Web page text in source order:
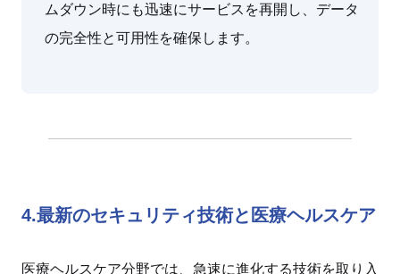
ムダウン時にも迅速にサービスを再開し、データ
の完全性と可用性を確保します。
4.最新のセキュリティ技術と医療ヘルスケア
医療ヘルスケア分野では、急速に進化する技術を取り入